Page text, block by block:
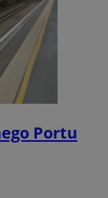
Portu